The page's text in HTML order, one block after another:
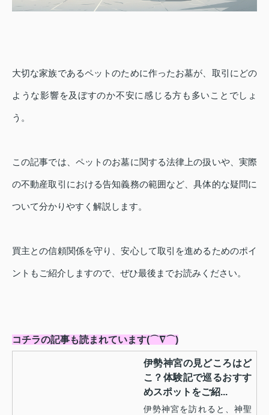
大切な家族であるペットのために作ったお墓が、取引にどの
ような影響を及ぼすのか不安に感じる方も多いことでしょ
う。
この記事では、ペットのお墓に関する法律上の扱いや、実際
の不動産取引における告知義務の範囲など、具体的な疑問に
ついて分かりやすく解説します。
買主との信頼関係を守り、安心して取引を進めるためのポイ
ントもご紹介しますので、ぜひ最後までお読みください。
コチラの記事も読まれています(⌒∇⌒)
伊勢神宮の見どころはど
こ？体験記で巡るおすす
めスポットをご紹...
伊勢神宮を訪れると、神聖